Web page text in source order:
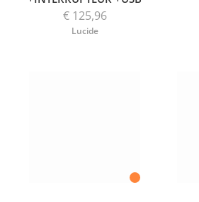
€ 125,96
Lucide